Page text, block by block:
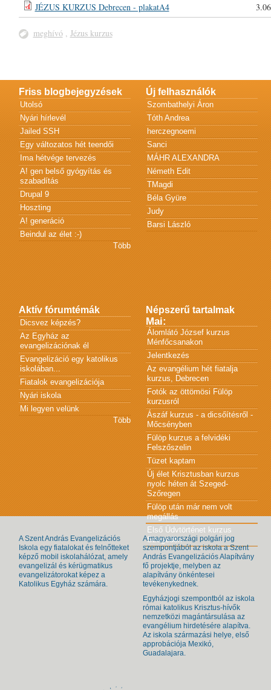
JÉZUS KURZUS Debrecen - plakatA4
meghívó Jézus kurzus
Friss blogbejegyzések
Utolsó
Nyári hírlevél
Jailed SSH
Egy változatos hét teendői
Ima hétvége tervezés
A! gen belső gyógyítás és
szabadítás
Drupal 9
Hoszting
A! generáció
Beindul az élet :-)
Több
Új felhasználók
Szombathelyi Áron
Tóth Andrea
herczegnoemi
Sanci
MÁHR ALEXANDRA
Németh Edit
TMagdi
Béla Gyüre
Judy
Barsi László
Aktív fórumtémák
Dicsvez képzés?
Az Egyház az
evangelizációnak él
Evangelizáció egy katolikus
iskolában...
Fiatalok evangelizációja
Nyári iskola
Mi legyen velünk
Több
Népszerű tartalmak
Mai:
Álomlátó József kurzus
Ménfőcsanakon
Jelentkezés
Az evangélium hét fiatalja
kurzus, Debrecen
Fotók az öttömösi Fülöp
kurzusról
Ászáf kurzus - a dicsőítésről -
Mőcsényben
Fülöp kurzus a felvidéki
Felszőszelin
Tüzet kaptam
Új élet Krisztusban kurzus
nyolc héten át Szeged-
Szőregen
Fülöp után már nem volt
megállás
Első Üdvtörténet kurzus
Szegeden
A Szent András Evangelizációs
Iskola egy fiatalokat és felnőtteket
képző mobil iskolahálózat, amely
evangelizál és kérügmatikus
evangelizátorokat képez a
Katolikus Egyház számára.
A magyarországi polgári jog
szempontjából az iskola a Szent
András Evangelizációs Alapítvány
fő projektje, melyben az
alapítvány önkéntesei
tevékenykednek.
Egyházjogi szempontból az iskola
római katolikus Krisztus-hívők
nemzetközi magántársulása az
evangélium hirdetésére alapítva.
Az iskola származási helye, első
approbációja Mexikó,
Guadalajara.